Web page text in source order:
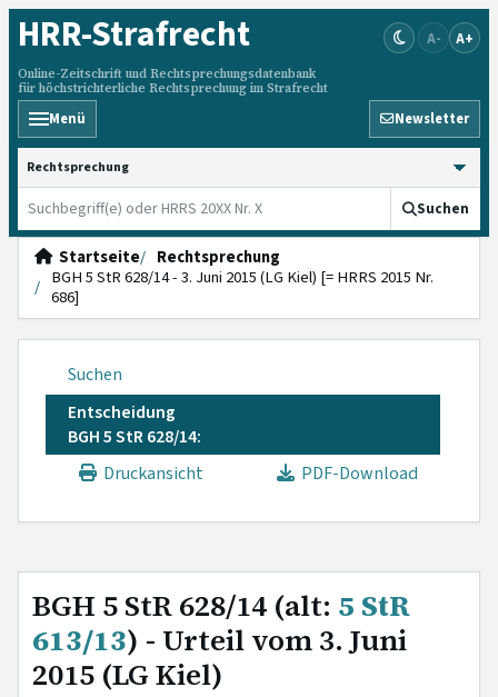
HRR-Strafrecht
Online-Zeitschrift und Rechtsprechungsdatenbank
für höchstrichterliche Rechtsprechung im Strafrecht
A- A+
Menü Newsletter
HRRS durchsuchen
Suchen
Startseite
Rechtsprechung
BGH 5 StR 628/14 - 3. Juni 2015 (LG Kiel) [= HRRS 2015 Nr.
686]
Suchen
Entscheidung
BGH 5 StR 628/14:
Druckansicht
PDF-Download
BGH 5 StR 628/14 (alt: 5 StR
613/13) - Urteil vom 3. Juni
2015 (LG Kiel)